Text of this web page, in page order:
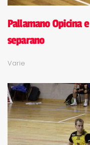
Pallamano Opicina
separano
Varie